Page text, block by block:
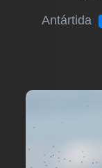
Antártida